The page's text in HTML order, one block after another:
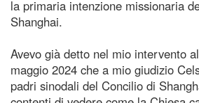
la primaria intenzione missionaria
Shanghai.
Avevo già detto nel mio intervento
maggio 2024 che a mio giudizio
padri sinodali del Concilio di